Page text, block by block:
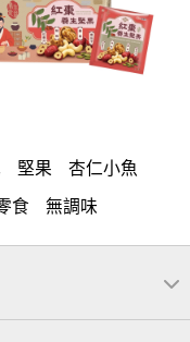
堅果 杏仁小魚
食 無調味
米果 元本山
核桃